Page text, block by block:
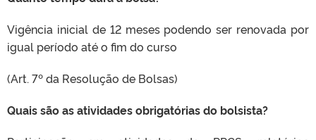
Vigência inicial de 12 meses podendo ser renovada por
igual período até o fim do curso
(Art. 7º da Resolução de Bolsas)
Quais são as atividades obrigatórias do bolsista?